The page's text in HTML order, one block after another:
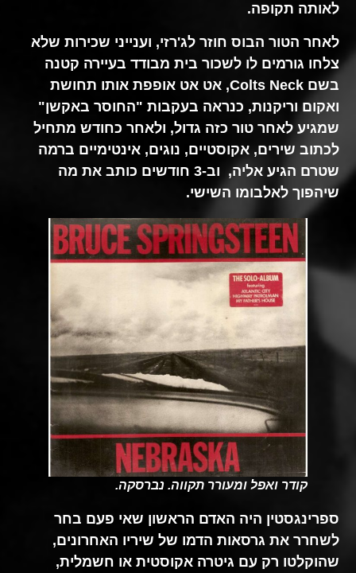
לאותה תקופה.
לאחר הטור הבוס חוזר לג'רזי, וענייני שכירות שלא
צלחו גורמים לו לשכור בית מבודד בעיירה קטנה
בשם
Colts Neck, אט אט אופפת אותו תחושת
ואקום וריקנות, כנראה בעקבות "החוסר באקשן"
שמגיע לאחר טור כזה גדול, ולאחר כחודש מתחיל
לכתוב שירים, אקוסטיים, נוגים, אינטימיים ברמה
שטרם הגיע אליה, וב-3 חודשים כותב את מה
שיהפוך לאלבומו השישי.
קודר ואפל ומעורר תקווה. נברסקה.
ספרינגסטין היה האדם הראשון שאי פעם בחר
לשחרר את גרסאות הדמו של שיריו האחרונים,
שהוקלטו רק עם גיטרה אקוסטית או חשמלית,